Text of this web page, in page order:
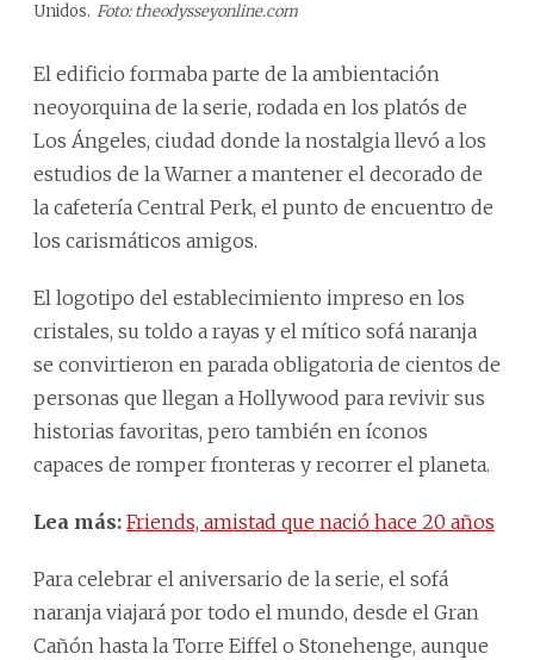
Unidos. Foto: theodysseyonline.com
El edificio formaba parte de la ambientación
neoyorquina de la serie, rodada en los platós de
Los Ángeles, ciudad donde la nostalgia llevó a los
estudios de la Warner a mantener el decorado de
la cafetería Central Perk, el punto de encuentro de
los carismáticos amigos.
El logotipo del establecimiento impreso en los
cristales, su toldo a rayas y el mítico sofá naranja
se convirtieron en parada obligatoria de cientos de
personas que llegan a Hollywood para revivir sus
historias favoritas, pero también en íconos
capaces de romper fronteras y recorrer el planeta.
Lea más: Friends, amistad que nació hace 20 años
Para celebrar el aniversario de la serie, el sofá
naranja viajará por todo el mundo, desde el Gran
Cañón hasta la Torre Eiffel o Stonehenge, aunque